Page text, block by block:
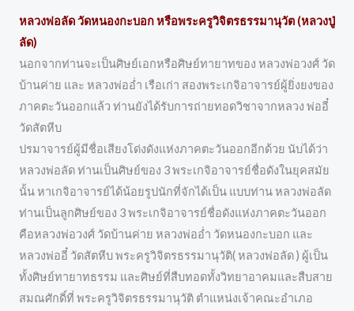
หลวงพ่อลัด วัดหนองกะบอก หรือพระครูวิจิตรธรรมานุวัต (หลวงปู่
ลัด)
นอกจากท่านจะเป็นศิษย์เอกหรือศิษย์ทายาทของ หลวงพ่อวงศ์ วัด
บ้านค่าย และ หลวงพ่ออ่ำ เรือเก่า สองพระเกจิอาจารย์ผู้ยิ่งยงของ
ภาคตะวันออกแล้ว ท่านยังได้รับการถ่ายทอดวิชาจากหลวง พ่ออี๋
วัดสัตหีบ
ปรมาจารย์ผู้มีชื่อเสียงโด่งดังแห่งภาคตะวันออกอีกด้วย นับได้ว่า
หลวงพ่อลัด ท่านเป็นศิษย์ของ 3 พระเกจิอาจารย์ชื่อดังในยุคสมัย
นั้น หาเกจิอาจารย์ได้น้อยรูปนักที่จักได้เป็น แบบท่าน หลวงพ่อลัด
ท่านเป็นลูกศิษย์ของ 3 พระเกจิอาจารย์ชื่อดังแห่งภาคตะวันออก
คือหลวงพ่อวงศ์ วัดบ้านค่าย หลวงพ่ออ่ำ วัดหนองกะบอก และ
หลวงพ่ออี๋ วัดสัตหีบ พระครูวิจิตรธรรมานุวัติ( หลวงพ่อลัด ) ผู้เป็น
ทั้งศิษย์ทายาทธรรม และศิษย์ที่สืบทอดทั้งวิทยาอาคมและสืบสาย
สมณศักดิ์ที่ พระครูวิจิตรธรรมานุวัติ ตำแหน่งเจ้าคณะอำเภอ